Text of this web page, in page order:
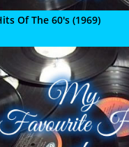
Of The 60's (1969)